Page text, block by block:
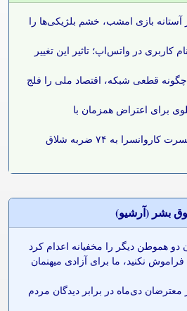
آستانه بازی امشب، خشم بلژیکی‌ها را
کاربری در واتس‌اپ؛ تاثیر این تغییر
چگونه قطعی شبکه، اقتصاد ملی را فلج
برای اعتراض همزمان با
پرستو احمدی، خواننده کنسرت کاروانسرا به ۷۴ ضربه شلاق
بشر (آرشيو)
دو هموطن دیگر را مخفیانه اعدام کرد
نکنید، ما برای آزادی میهنمان
معترضان دی‌ماه در برابر دیدگان مردم